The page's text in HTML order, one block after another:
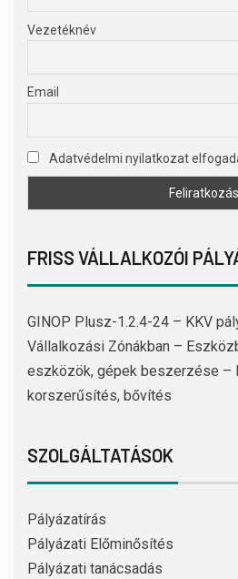
Vezetéknév
Email
Adatvédelmi nyilatkozat
FRISS VÁLLALKOZÓI
GINOP Plusz-1.2.4-24 – KKV
Vállalkozási Zónákban –
eszközök, gépek beszerzése –
korszerűsítés, bővítés
SZOLGÁLTATÁSOK
Pályázatírás
Pályázati Előminősítés
Pályázati tanácsadás